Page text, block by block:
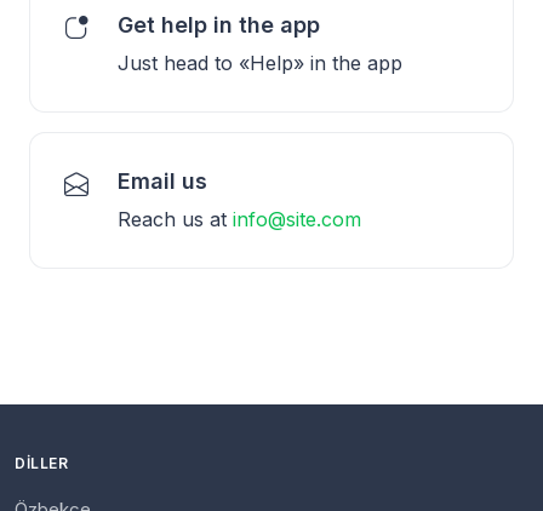
Get help in the app
Just head to «Help» in the app
Email us
Reach us at info@site.com
DILLER